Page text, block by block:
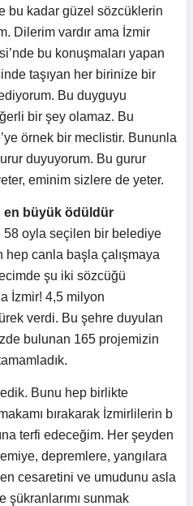
bu kadar güzel sözcüklerin
Dilerim vardır ama İzmir
bu konuşmaları yapan
taşıyan her birinize bir
Bu duyguyu
bir şey olamaz. Bu
örnek bir meclistir. Bununla
duyuyorum. Bu gurur
eminim sizlere de yeter.
en büyük ödüldür
58 oyla seçilen bir belediye
hep canla başla çalışmaya
şu iki sözcüğü
İzmir! 4,5 milyon
verdi. Bu şehre duyulan
bulunan 165 projemizin
Bunu hep birlikte
bırakarak İzmirlilerin b
terfi edeceğim. Her şeyden
depremlere, yangılara
cesaretini ve umudunu asla
şükranlarımı sunmak